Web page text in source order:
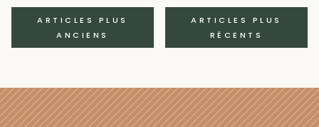
Navigation
ARTICLES PLUS
ANCIENS
ARTICLES PLUS
RÉCENTS